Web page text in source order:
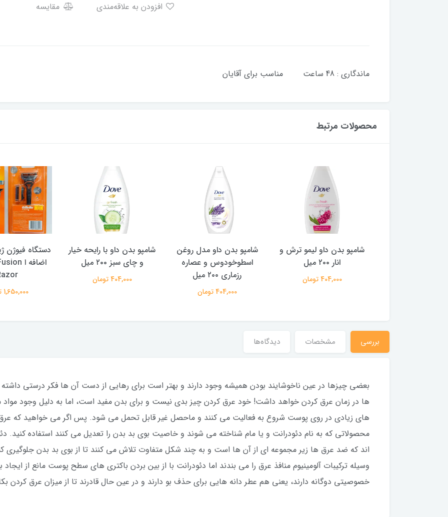
مقایسه
ماندگاری : 48 ساعت مناسب برای آقایان
محصولات مرتبط
شامپو بدن ‌داو مدل روغن
اسطوخودوس و عصاره
رزماری ۲۰۰ میل
شامپو بدن داو با رایحه خیار
و چای سبز ۲۰۰ میل
404,000 تومان
دستگاه فیوژن ژیلت + یدک
اضافه ا Gillette Fusion
Razor
شامپو سوپر
AND
VITALITY حجم 400 میل
291,000 تومان
بررسي مشخصات دیدگاه‌ها
بعضی چیزها در عین ناخوشایند بودن همیشه وجود دارند و بهتر است برای رهایی از دست آن ها فکر درستی داشته
ها در زمان عرق کردن خواهد داشت! خود عرق کردن چیز بدی نیست و برای بدن مفید است، اما به دلیل وجود
های زیادی در روی پوست شروع به فعالیت می کنند و ماحصل غیر قابل تحمل می شود. پس اگر می خواهید که
محصولاتی که به نام دئودرانت و یا مام شناخته می شوند و خاصیت بوی بد بدن را تعدیل می کنند استفاده کنید.
اند که ضد عرق ها زیر مجموعه ای از آن ها است و به چند شکل متفاوت تلاش می کنند تا از بوی بد بدن جلوگیری
وسیله ترکیبات آلومینیوم منافذ عرق را می بندند اما دئودرانت با از بین بردن باکتری های سطح پوست مانع از
خصوصیتی دوگانه دارند، یعنی هم عطر دانه هایی برای حذف بو دارند و در عین حال قادرند تا از میزان عرق کردن